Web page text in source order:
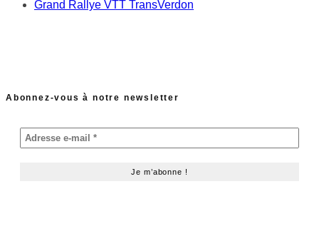
Grand Rallye VTT TransVerdon
Abonnez-vous à notre newsletter